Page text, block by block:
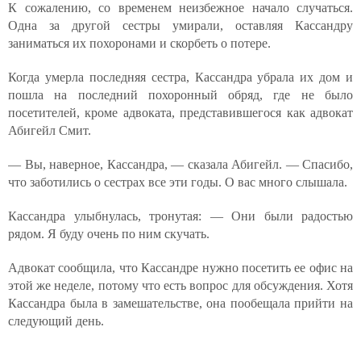
К сожалению, со временем неизбежное начало случаться.
Одна за другой сестры умирали, оставляя Кассандру
заниматься их похоронами и скорбеть о потере.
Когда умерла последняя сестра, Кассандра убрала их дом и
пошла на последний похоронный обряд, где не было
посетителей, кроме адвоката, представившегося как адвокат
Абигейл Смит.
— Вы, наверное, Кассандра, — сказала Абигейл. — Спасибо,
что заботились о сестрах все эти годы. О вас много слышала.
Кассандра улыбнулась, тронутая: — Они были радостью
рядом. Я буду очень по ним скучать.
Адвокат сообщила, что Кассандре нужно посетить ее офис на
этой же неделе, потому что есть вопрос для обсуждения. Хотя
Кассандра была в замешательстве, она пообещала прийти на
следующий день.